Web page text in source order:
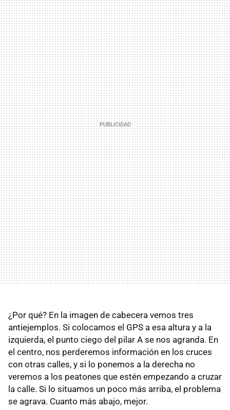
¿Por qué? En la imagen de cabecera vemos tres
antiejemplos. Si colocamos el GPS a esa altura y a la
izquierda, el punto ciego del pilar A se nos agranda. En
el centro, nos perderemos información en los cruces
con otras calles, y si lo ponemos a la derecha no
veremos a los peatones que estén empezando a cruzar
la calle. Si lo situamos un poco más arriba, el problema
se agrava. Cuanto más abajo, mejor.